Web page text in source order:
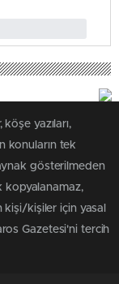
yazıları,
konuların tek
gösterilmeden
kopyalanamaz,
kişi/kişiler için yasal
Gazetesi'ni tercih